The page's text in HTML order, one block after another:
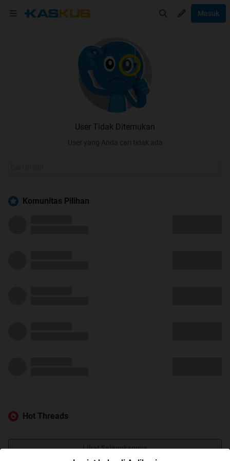
Masuk
User Tidak Ditemukan
User yang Anda cari tidak ada
Komunitas Pilihan
Hot Threads
Lihat Selengkapnya